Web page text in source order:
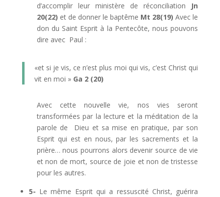
d’accomplir leur ministère de réconciliation Jn
20(22) et de donner le baptême Mt 28(19) Avec le
don du Saint Esprit à la Pentecôte, nous pouvons
dire avec Paul :
«et si je vis, ce n’est plus moi qui vis, c’est Christ qui
vit en moi »Ga 2 (20)
Avec cette nouvelle vie, nos vies seront
transformées par la lecture et la méditation de la
parole de Dieu et sa mise en pratique, par son
Esprit qui est en nous, par les sacrements et la
prière… nous pourrons alors devenir source de vie
et non de mort, source de joie et non de tristesse
pour les autres.
5- Le même Esprit qui a ressuscité Christ, guérira